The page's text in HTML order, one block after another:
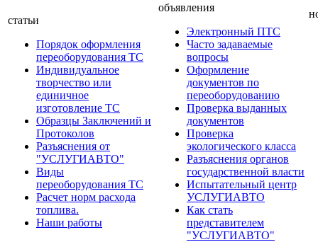
статьи
Порядок оформления
переоборудования ТС
Индивидуальное
творчество или
единичное
изготовление ТС
Образцы Заключений и
Протоколов
Разъяснения от
"УСЛУГИАВТО"
Виды
переоборудования ТС
Расчет норм расхода
топлива.
Наши работы
объявления
Электронный ПТС
Часто задаваемые
вопросы
Оформление
документов по
переоборудованию
Проверка выданных
документов
Проверка
экологического класса
Разъяснения органов
государственной власти
Испытательный центр
УСЛУГИАВТО
Как стать
представителем
"УСЛУГИАВТО"